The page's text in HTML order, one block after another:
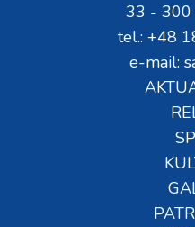
33 - 300
tel.: +48
e-mail: